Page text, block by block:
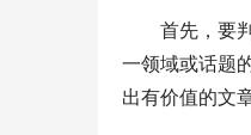
首先，要
一领域或话题
出有价值的文